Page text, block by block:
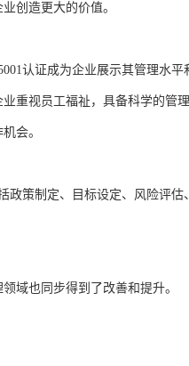
创造更大的价值。
认证成为企业展示其管理水平
重视员工福祉，具备科学的管
会。
政策制定、目标设定、风险评
域也同步得到了改善和提升。